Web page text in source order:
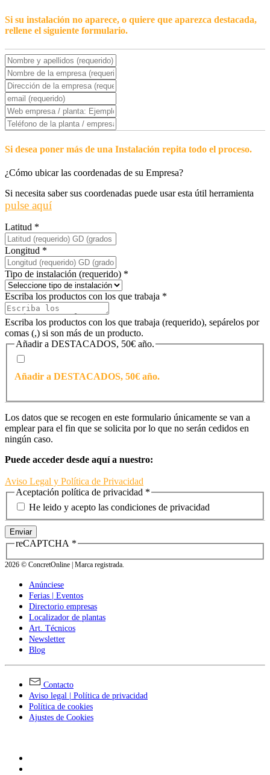
Si su instalación no aparece, o quiere que aparezca destacada,
rellene el siguiente formulario.
Si desea poner más de una Instalación repita todo el proceso.
¿Cómo ubicar las coordenadas de su Empresa?
Si necesita saber sus coordenadas puede usar esta útil herramienta
pulse aquí
Latitud *
Longitud *
Tipo de instalación (requerido) *
Escriba los productos con los que trabaja *
Escriba los productos con los que trabaja (requerido), sepárelos por
comas (,) si son más de un producto.
Añadir a DESTACADOS, 50€ año.
Añadir a DESTACADOS, 50€ año.
Los datos que se recogen en este formulario únicamente se van a
emplear para el fin que se solicita por lo que no serán cedidos en
ningún caso.
Puede acceder desde aquí a nuestro:
Aviso Legal y Política de Privacidad
Aceptación política de privacidad *
He leido y acepto las condiciones de privacidad
Enviar
reCAPTCHA *
2026 © ConcretOnline | Marca registrada.
Anúnciese
Ferias | Eventos
Directorio empresas
Localizador de plantas
Art. Técnicos
Newsletter
Blog
Contacto
Aviso legal | Política de privacidad
Política de cookies
Ajustes de Cookies